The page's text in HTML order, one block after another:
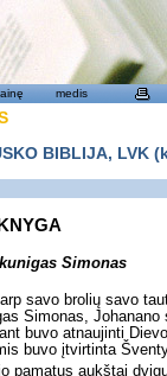
medis
BIBLIJA,
Simonas
savo brolių savo
Simonas, Johanano
buvo atnaujinti
buvo įtvirtinta
pamatus aukštai